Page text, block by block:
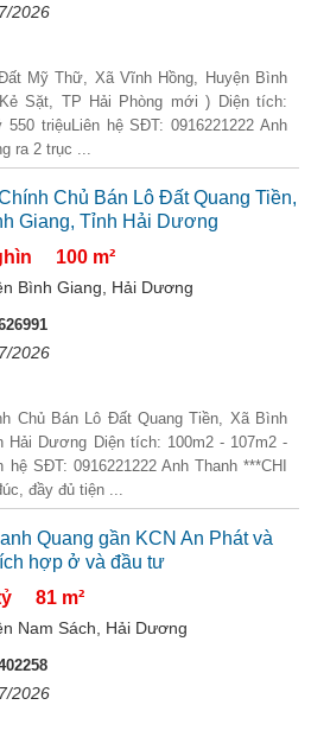
2026
Mỹ Thữ, Xã Vĩnh Hồng, Huyện Bình
Sặt, TP Hải Phòng mới ) Diện tích:
triệuLiên hệ SĐT: 0916221222 Anh
ra 2 trục ...
Chủ Bán Lô Đất Quang Tiền,
Giang, Tỉnh Hải Dương
100 m²
Bình Giang, Hải Dương
2026
Chủ Bán Lô Đất Quang Tiền, Xã Bình
Hải Dương Diện tích: 100m2 - 107m2 -
SĐT: 0916221222 Anh Thanh ***CHI
đầy đủ tiện ...
Quang gần KCN An Phát và
hợp ở và đầu tư
81 m²
Nam Sách, Hải Dương
2026